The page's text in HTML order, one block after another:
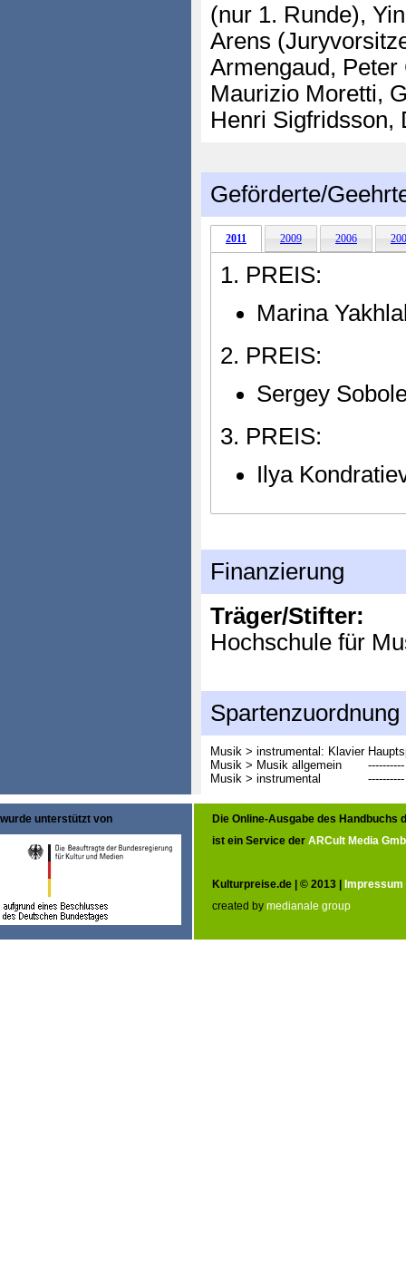
(nur 1. Runde),
Arens
Armengaud,
Maurizio Moretti,
Henri Sigfridsson,
Geförderte/
2011 2009 2006
1. PREIS:
Marina
2. PREIS:
Sergey
3. PREIS:
Ilya
Finanzierung
Träger/Stifter:
Hochschule für
Spartenzuordnung
Musik > instrumental: Klavier
Musik > Musik allgemein
----------
Musik > instrumental
----------
wurde unterstützt von
Die Online-Ausgabe des Handbuchs
ist ein Service der ARCult Media
Kulturpreise.de | © 2013 | Impressum
created by medianale group